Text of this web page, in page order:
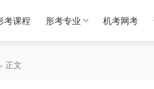
考课程 形考专业 机考网考
正文